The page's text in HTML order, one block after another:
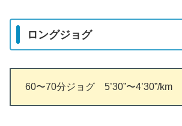
ロングジョグ
60〜70分ジョグ 5’30”〜4’30”/km